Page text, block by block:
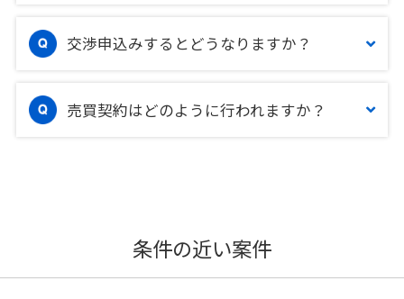
交渉申込みするとどうなりますか？
売買契約はどのように行われますか？
条件の近い案件